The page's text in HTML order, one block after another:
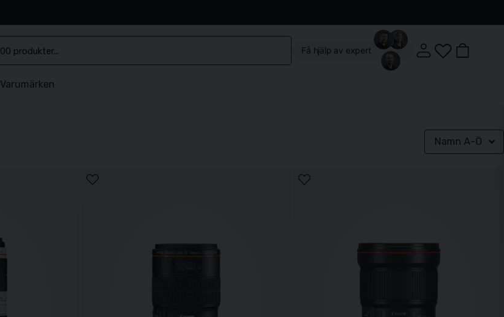
Få hjälp av expert
Varumärken
Namn A-Ö